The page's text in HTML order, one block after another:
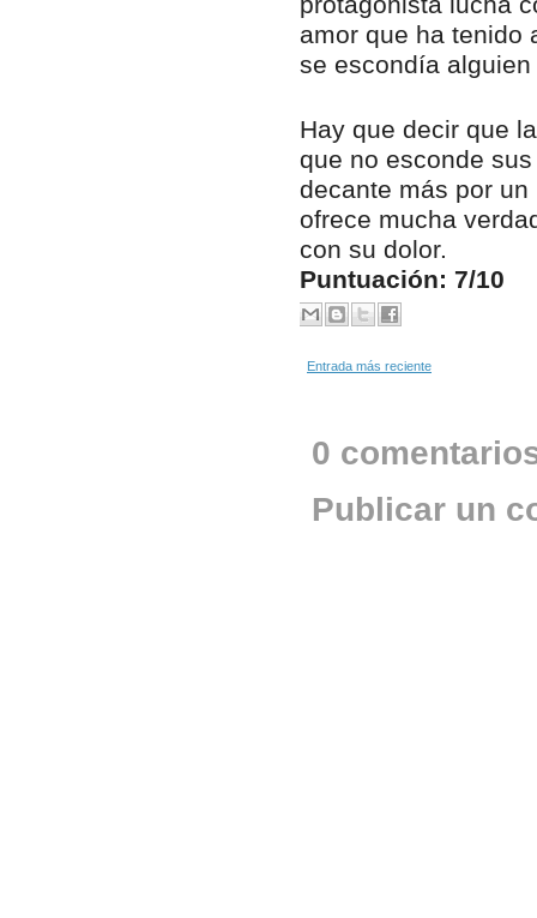
amor que ha tenido
se escondía
Hay que decir que
que no esconde
decante más por
ofrece mucha
con su dolor.
Puntuación: 7/10
Entrada más reciente
0
Publicar un